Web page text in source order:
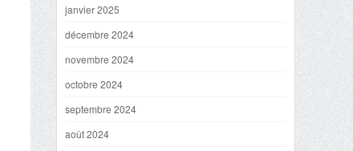
janvier 2025
décembre 2024
novembre 2024
octobre 2024
septembre 2024
août 2024